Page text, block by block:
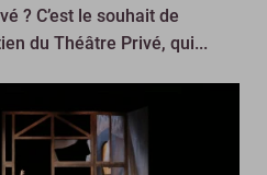
? C’est le souhait de
du Théâtre Privé, qui...